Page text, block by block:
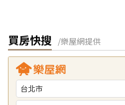
買房快搜 /樂屋網提供